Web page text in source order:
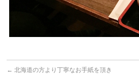
← 北海道の方より丁寧なお手紙を頂き